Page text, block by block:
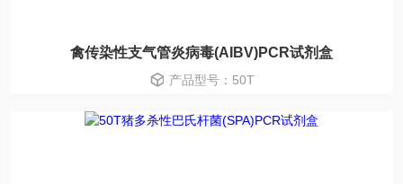
禽传染性支气管炎病毒(AIBV)PCR试剂盒
产品型号：50T